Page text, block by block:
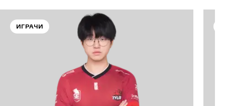
ИГРАЧИ